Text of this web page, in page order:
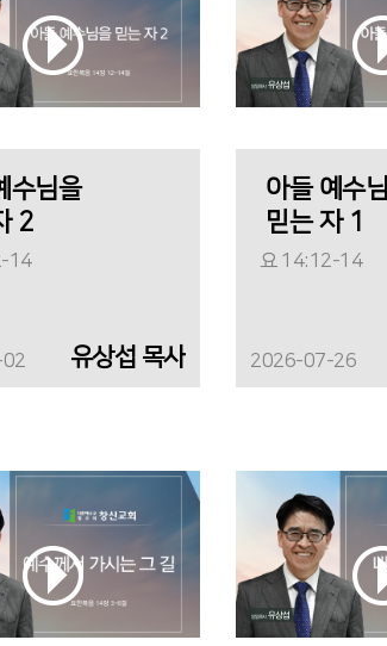
수님을
2
14
유상섭 목사
아들 예수
믿는 자 1
요 14:12-14
2026-07-26